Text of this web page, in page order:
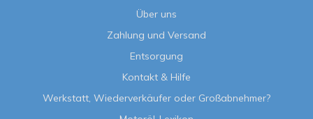
Über uns
Zahlung und Versand
Entsorgung
Kontakt & Hilfe
Werkstatt, Wiederverkäufer oder Großabnehmer?